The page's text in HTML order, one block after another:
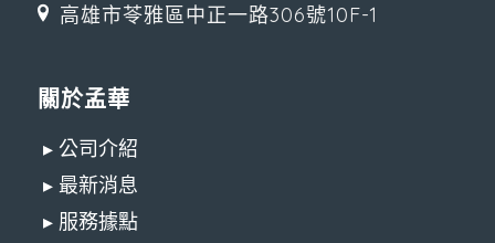
高雄市苓雅區中正一路306號10F-1
關於孟華
▸ 公司介紹
▸ 最新消息
▸ 服務據點